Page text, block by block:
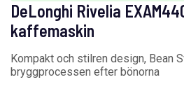
DeLonghi Rivelia
kaffemaskin
Kompakt och stilren design, Bean
bryggprocessen efter bönorna